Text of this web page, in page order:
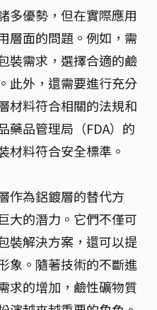
多優勢，但在實際應用
層面的問題。例如，需
裝需求，選擇合適的鹼
此外，還需要進行充分
材料符合相關的法規和
藥品管理局（FDA）的
材料符合安全標準。
作為鋁鍍層的替代方
大的潛力。它們不僅可
裝解決方案，還可以提
象。隨著技術的不斷進
求的增加，鹼性礦物質